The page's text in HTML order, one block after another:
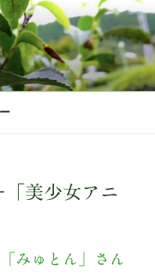
ホームページ
施設
「美少女アニ
みゅとん」さん